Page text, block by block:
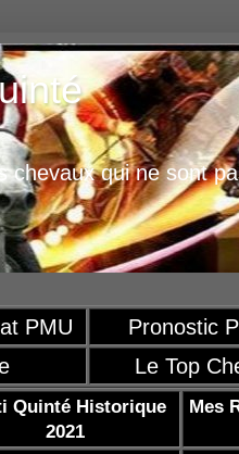
qui ne sont
PMU Pronostic
Le Top
Quinté Historique
2021
Mes